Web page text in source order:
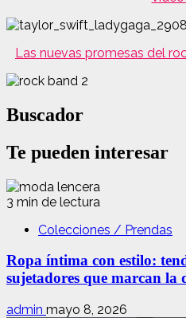
Las nuevas promesas del
Buscador
Te pueden interesar
3 min de lectura
Colecciones / Prendas
Ropa íntima con estilo:
sujetadores que marcan la
admin mayo 8, 2026